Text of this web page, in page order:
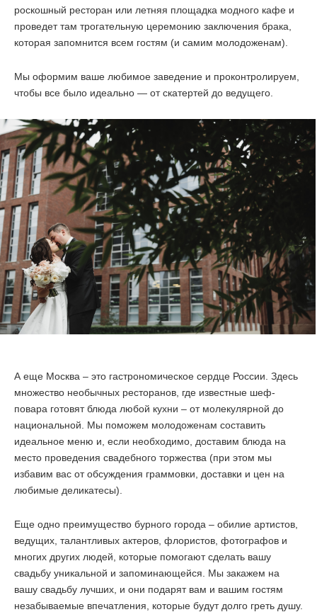
роскошный ресторан или летняя площадка модного кафе и
проведет там трогательную церемонию заключения брака,
которая запомнится всем гостям (и самим молодоженам).
Мы оформим ваше любимое заведение и проконтролируем,
чтобы все было идеально — от скатертей до ведущего.
А еще Москва – это гастрономическое сердце России. Здесь
множество необычных ресторанов, где известные шеф-
повара готовят блюда любой кухни – от молекулярной до
национальной. Мы поможем молодоженам составить
идеальное меню и, если необходимо, доставим блюда на
место проведения свадебного торжества (при этом мы
избавим вас от обсуждения граммовки, доставки и цен на
любимые деликатесы).
Еще одно преимущество бурного города – обилие артистов,
ведущих, талантливых актеров, флористов, фотографов и
многих других людей, которые помогают сделать вашу
свадьбу уникальной и запоминающейся. Мы закажем на
вашу свадьбу лучших, и они подарят вам и вашим гостям
незабываемые впечатления, которые будут долго греть душу.